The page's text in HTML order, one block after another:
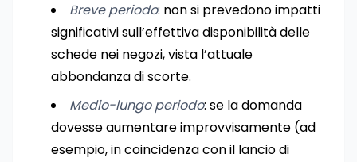
Breve periodo: non si prevedono impatti
significativi sull’effettiva disponibilità delle
schede nei negozi, vista l’attuale
abbondanza di scorte.
Medio-lungo periodo: se la domanda
dovesse aumentare improvvisamente (ad
esempio, in coincidenza con il lancio di